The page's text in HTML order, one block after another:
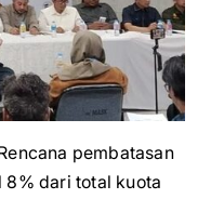
pembatasan
8% dari total kuota